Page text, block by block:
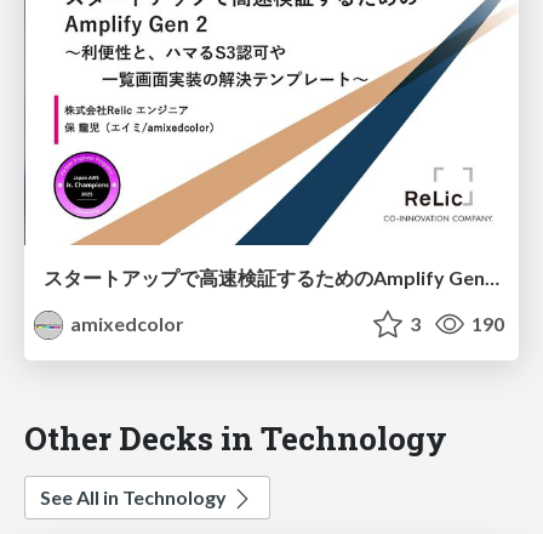
スタートアップで高速検証するためのAmplify Gen 2 〜利便性と、ハマるS3認可や一覧画面実装の解決テンプレート〜
amixedcolor
3 190
Other Decks in Technology
See All in Technology